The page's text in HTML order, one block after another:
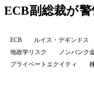
ECB副総裁が警
ECB ルイス・デギンドス
地政学リスク
ノンバンク
プライベートエクイティ